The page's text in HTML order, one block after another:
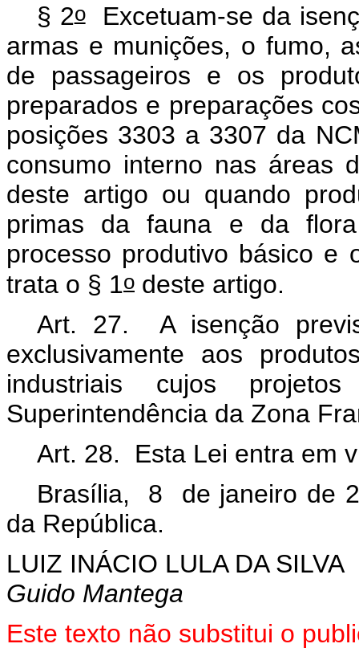
§ 2oExcetuam-se da
armas e munições, o fumo,
de passageiros e os
preparados e preparações
posições 3303 a 3307 da
consumo interno nas áreas
deste artigo ou quando
primas da fauna e da
processo produtivo básico e
trata o § 1o deste artigo.
Art. 27. A isenção
exclusivamente aos
industriais cujos
Superintendência da Zona
Art. 28. Esta Lei entra em
Brasília, 8 de janeiro de
da República.
LUIZ INÁCIO LULA DA SILVA
Guido Mantega
Este texto não substitui o